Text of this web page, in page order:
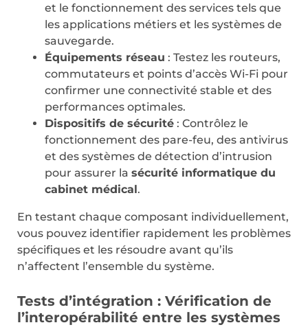
et le fonctionnement des services tels que
les applications métiers et les systèmes de
sauvegarde.
Équipements réseau : Testez les routeurs,
commutateurs et points d’accès Wi-Fi pour
confirmer une connectivité stable et des
performances optimales.
Dispositifs de sécurité : Contrôlez le
fonctionnement des pare-feu, des antivirus
et des systèmes de détection d’intrusion
pour assurer la sécurité informatique du
cabinet médical.
En testant chaque composant individuellement,
vous pouvez identifier rapidement les problèmes
spécifiques et les résoudre avant qu’ils
n’affectent l’ensemble du système.
Tests d’intégration : Vérification de
l’interopérabilité entre les systèmes